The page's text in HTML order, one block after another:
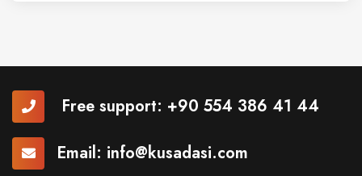
Free support: +90 554 386 41 44
Email: info@kusadasi.com